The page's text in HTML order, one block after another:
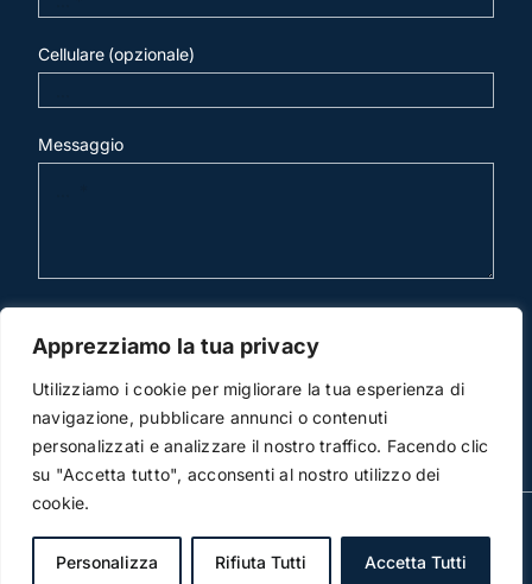
Apprezziamo la tua privacy
Utilizziamo i cookie per migliorare la tua esperienza di
navigazione, pubblicare annunci o contenuti
personalizzati e analizzare il nostro traffico. Facendo clic
su "Accetta tutto", acconsenti al nostro utilizzo dei
cookie.
Personalizza Rifiuta Tutti Accetta Tutti
Cellulare (opzionale)
Messaggio
invia mail
© Copyright 2012 -2013 | Studio Legale Scicchitano | All
Rights Reserved | Powered by
3DWorks